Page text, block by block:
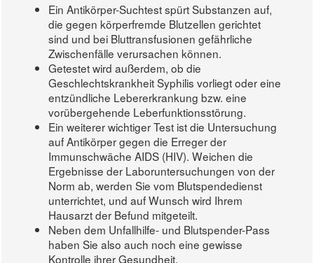
Ein Antikörper-Suchtest spürt Substanzen auf,
die gegen körperfremde Blutzellen gerichtet
sind und bei Bluttransfusionen gefährliche
Zwischenfälle verursachen können.
Getestet wird außerdem, ob die
Geschlechtskrankheit Syphilis vorliegt oder eine
entzündliche Lebererkrankung bzw. eine
vorübergehende Leberfunktionsstörung.
Ein weiterer wichtiger Test ist die Untersuchung
auf Antikörper gegen die Erreger der
Immunschwäche AIDS (HIV). Weichen die
Ergebnisse der Laboruntersuchungen von der
Norm ab, werden Sie vom Blutspendedienst
unterrichtet, und auf Wunsch wird Ihrem
Hausarzt der Befund mitgeteilt.
Neben dem Unfallhilfe- und Blutspender-Pass
haben Sie also auch noch eine gewisse
Kontrolle ihrer Gesundheit.